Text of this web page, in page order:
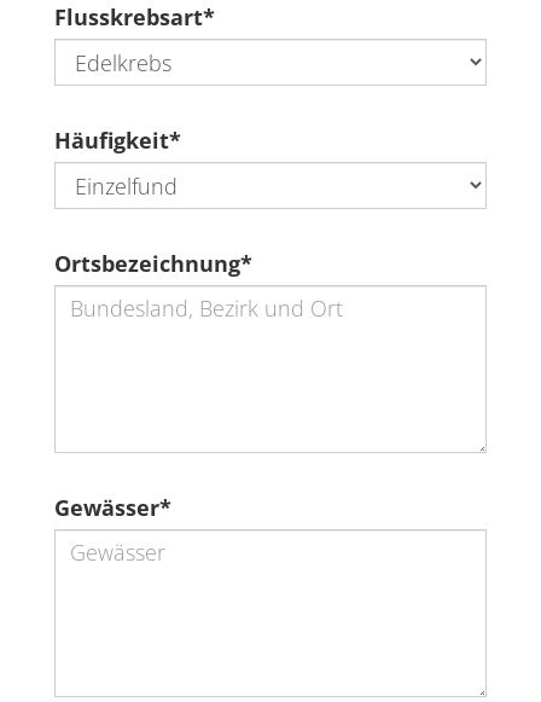
Flusskrebsart*
Häufigkeit*
Ortsbezeichnung*
Gewässer*